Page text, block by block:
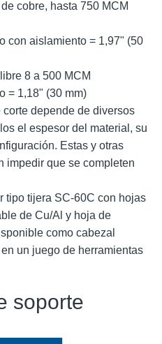
cobre, hasta 750 MCM
con aislamiento = 1,97" (50
8 a 500 MCM
= 1,18" (30 mm)
corte depende de diversos
el espesor del material, su
Estas y otras
impedir que se completen
tipo tijera SC-60C con hojas
de Cu/Al y hoja de
como cabezal
un juego de herramientas
soporte